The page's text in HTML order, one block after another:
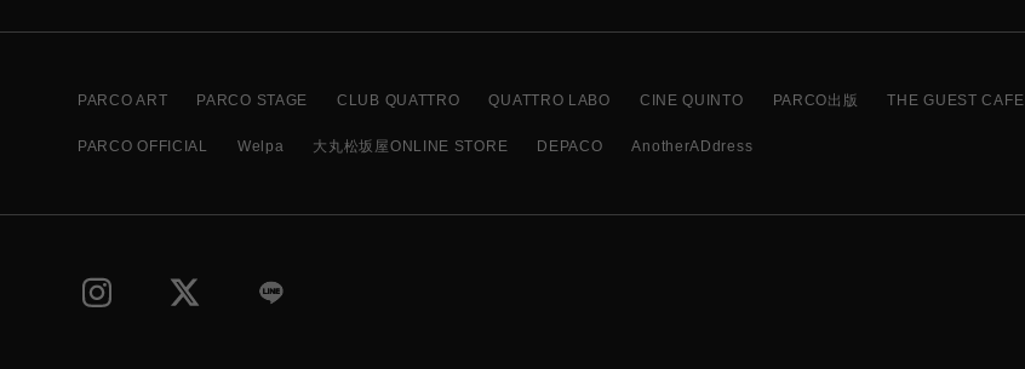
PARCO ART PARCO STAGE CLUB QUATTRO QUATTRO LABO CINE QUINTO PARCO出版 THE GUEST CAFE
PARCO OFFICIAL Welpa 大丸松坂屋ONLINE STORE DEPACO AnotherADdress